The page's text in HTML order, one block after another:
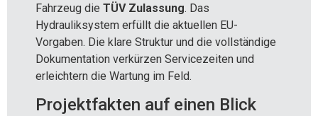
Fahrzeug die TÜV Zulassung. Das
Hydrauliksystem erfüllt die aktuellen EU-
Vorgaben. Die klare Struktur und die vollständige
Dokumentation verkürzen Servicezeiten und
erleichtern die Wartung im Feld.
Projektfakten auf einen Blick